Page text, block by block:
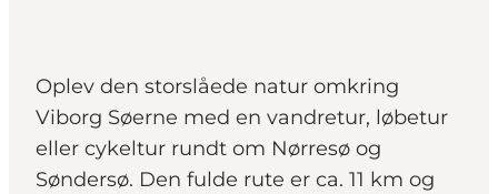
Oplev den storslåede natur omkring
Viborg Søerne med en vandretur, løbetur
eller cykeltur rundt om Nørresø og
Søndersø. Den fulde rute er ca. 11 km og